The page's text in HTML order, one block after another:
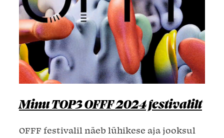
Minu TOP3 OFFF 2024 festivalilt
OFFF festivalil näeb lühikese aja jooksul